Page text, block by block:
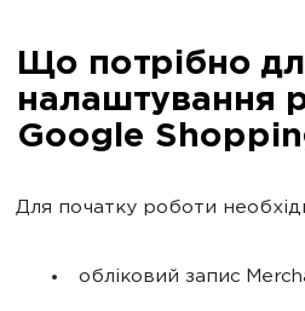
Що потрібно
налаштування
Google
Для початку роботи
обліковий запис